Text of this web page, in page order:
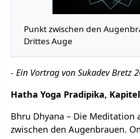
Punkt zwischen den
Drittes Auge
- Ein Vortrag von Sukadev Bretz
Hatha Yoga Pradipika,
Bhru Dhyana – Die Meditation
zwischen den Augenbrauen.